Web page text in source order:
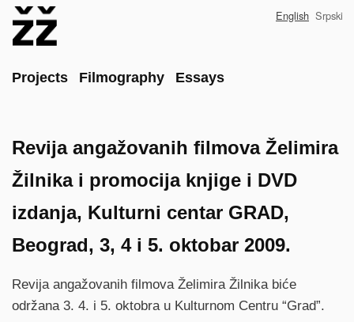
Main
Projects Filmography Essays
English Srpski
Revija angažovanih filmova Želimira
Žilnika i promocija knjige i DVD
izdanja, Kulturni centar GRAD,
Beograd, 3, 4 i 5. oktobar 2009.
Revija angažovanih filmova Želimira Žilnika biće
održana 3. 4. i 5. oktobra u Kulturnom Centru “Grad”.